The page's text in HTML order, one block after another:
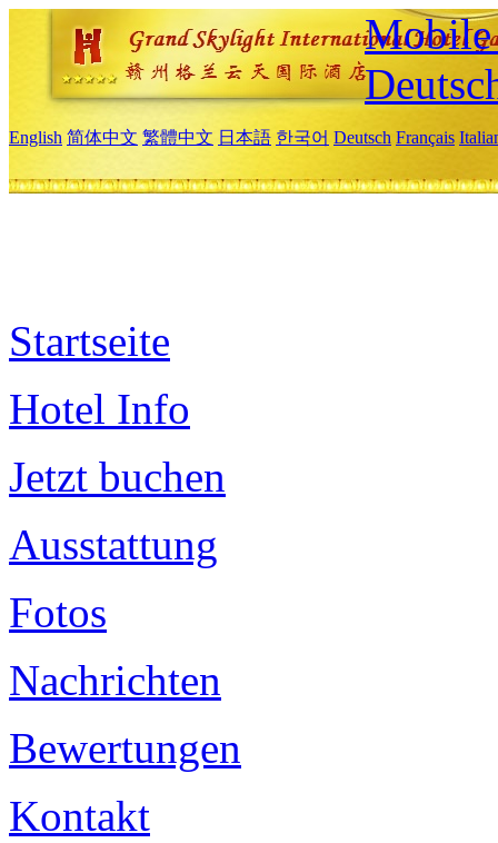
Mobile
English 简体中文 繁體中文 日本語 한국어 Deutsch Français
Startseite
Hotel Info
Jetzt buchen
Ausstattung
Fotos
Nachrichten
Bewertungen
Kontakt